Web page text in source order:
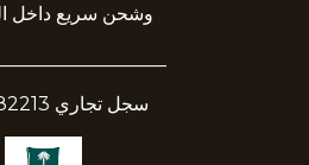
وشحن سريع داخل
سجل تجاري 4030182213